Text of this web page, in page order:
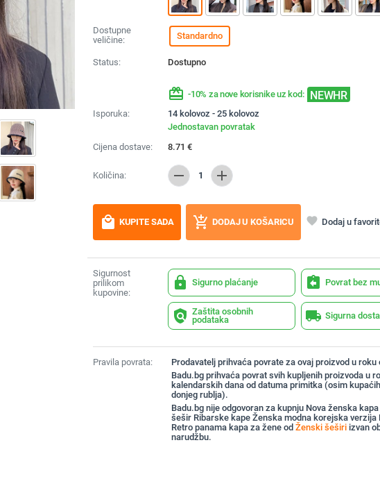
Dostupne
veličine:
Standardno
Status: Dostupno
redeem -10% za nove korisnike uz kod: NEWHR
Isporuka:
14 kolovoz - 25 kolovoz
Jednostavan povratak
Cijena dostave:
8.71 €
Količina: remove 1 add
local_mall KUPITE SADA add_shopping_cart DODAJ U KOŠARICU favorite Dodaj u
Sigurnost
prilikom
kupovine:
lock Sigurno plaćanje assignment_return Povrat bez
policy Zaštita osobnih
podataka
local_shipping Sigurna
Pravila povrata:
Prodavatelj prihvaća povrate za ovaj proizvod u roku
Badu.bg prihvaća povrat svih kupljenih proizvoda u
kalendarskih dana od datuma primitka (osim
donjeg rublja).
Badu.bg nije odgovoran za kupnju Nova ženska
šešir Ribarske kape Ženska modna korejska verzija
Retro panama kapa za žene od Ženski šeširiizvan
narudžbu.